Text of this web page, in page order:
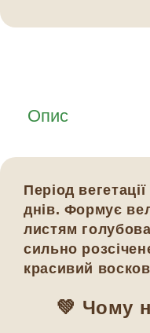
Опис
Період
днів. Формує
листям
сильно
красивий
💚 Чому